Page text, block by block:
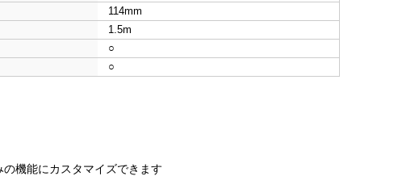
114mm
1.5m
○
○
機能にカスタマイズできます